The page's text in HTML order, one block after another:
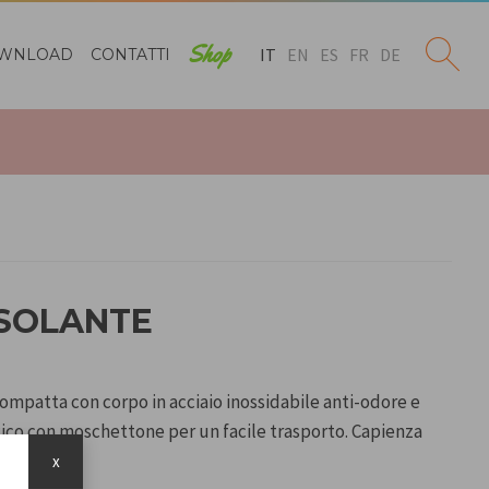
CONTATTI Shop IT EN ES FR DE
con corpo in acciaio inossidabile anti-odore e
con moschettone per un facile trasporto. Capienza
x